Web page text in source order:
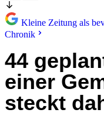
Kleine Zeitung als
Chronik
44
einer
steckt